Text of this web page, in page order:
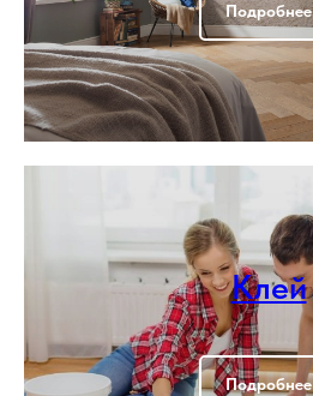
Подробнее
Клей
Подробнее